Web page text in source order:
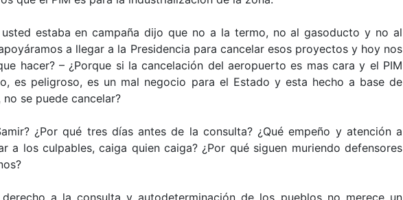
usted estaba en campaña dijo que no a la termo, no al gasoducto y no al
a llegar a la Presidencia para cancelar esos proyectos y hoy nos
hacer? – ¿Porque si la cancelación del aeropuerto es mas cara y el PIM
es peligroso, es un mal negocio para el Estado y esta hecho a base de
se puede cancelar?
¿Por qué tres días antes de la consulta? ¿Qué empeño y atención a
a los culpables, caiga quien caiga? ¿Por qué siguen muriendo defensores
a la consulta y autodeterminación de los pueblos no merece un